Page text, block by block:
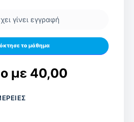
γίνει εγγραφή
το μάθημα
με 40,00